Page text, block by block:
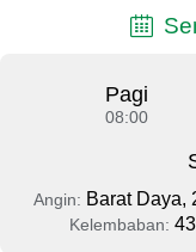
Pagi
08:00
Angin: Barat Daya,
Kelembaban: